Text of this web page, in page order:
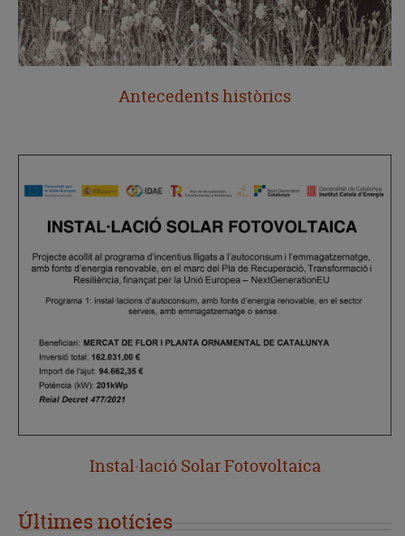
Antecedents històrics
Instal·lació Solar Fotovoltaica
Últimes notícies